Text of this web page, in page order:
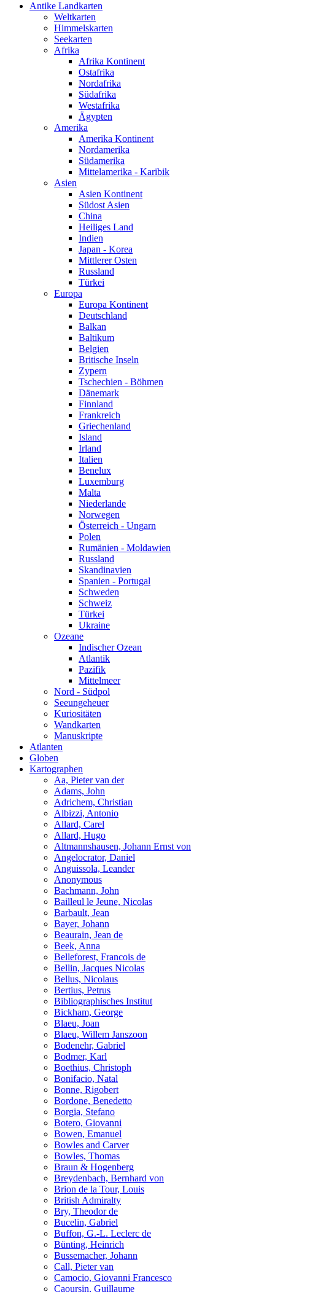
Antike Landkarten
Weltkarten
Himmelskarten
Seekarten
Afrika
Afrika Kontinent
Ostafrika
Nordafrika
Südafrika
Westafrika
Ägypten
Amerika
Amerika Kontinent
Nordamerika
Südamerika
Mittelamerika - Karibik
Asien
Asien Kontinent
Südost Asien
China
Heiliges Land
Indien
Japan - Korea
Mittlerer Osten
Russland
Türkei
Europa
Europa Kontinent
Deutschland
Balkan
Baltikum
Belgien
Britische Inseln
Zypern
Tschechien - Böhmen
Dänemark
Finnland
Frankreich
Griechenland
Island
Irland
Italien
Benelux
Luxemburg
Malta
Niederlande
Norwegen
Österreich - Ungarn
Polen
Rumänien - Moldawien
Russland
Skandinavien
Spanien - Portugal
Schweden
Schweiz
Türkei
Ukraine
Ozeane
Indischer Ozean
Atlantik
Pazifik
Mittelmeer
Nord - Südpol
Seeungeheuer
Kuriositäten
Wandkarten
Manuskripte
Atlanten
Globen
Kartographen
Aa, Pieter van der
Adams, John
Adrichem, Christian
Albizzi, Antonio
Allard, Carel
Allard, Hugo
Altmannshausen, Johann Ernst von
Angelocrator, Daniel
Anguissola, Leander
Anonymous
Bachmann, John
Bailleul le Jeune, Nicolas
Barbault, Jean
Bayer, Johann
Beaurain, Jean de
Beek, Anna
Belleforest, Francois de
Bellin, Jacques Nicolas
Bellus, Nicolaus
Bertius, Petrus
Bibliographisches Institut
Bickham, George
Blaeu, Joan
Blaeu, Willem Janszoon
Bodenehr, Gabriel
Bodmer, Karl
Boethius, Christoph
Bonifacio, Natal
Bonne, Rigobert
Bordone, Benedetto
Borgia, Stefano
Botero, Giovanni
Bowen, Emanuel
Bowles and Carver
Bowles, Thomas
Braun & Hogenberg
Breydenbach, Bernhard von
Brion de la Tour, Louis
British Admiralty
Bry, Theodor de
Bucelin, Gabriel
Buffon, G.-L. Leclerc de
Bünting, Heinrich
Bussemacher, Johann
Call, Pieter van
Camocio, Giovanni Francesco
Caoursin, Guillaume